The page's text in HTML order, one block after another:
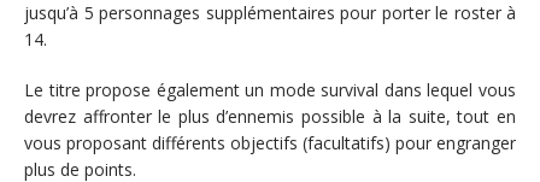
jusqu’à 5 personnages supplémentaires pour porter le roster à
14.
Le titre propose également un mode survival dans lequel vous
devrez affronter le plus d’ennemis possible à la suite, tout en
vous proposant différents objectifs (facultatifs) pour engranger
plus de points.